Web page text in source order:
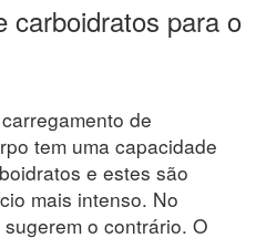
carboidratos para o
de
tem uma capacidade
e estes são
mais intenso. No
o contrário. O